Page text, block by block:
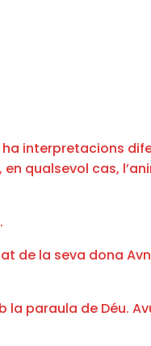
interpretacions
qualsevol cas,
de la seva dona
paraula de Déu.